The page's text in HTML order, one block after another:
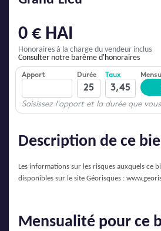
0 € HAI
Honoraires à la charge du vendeur inclus
Consulter notre barème d'honoraires
Description de ce
Les informations sur les risques auxquels ce
disponibles sur le site Géorisques :
Mensualité pour ce